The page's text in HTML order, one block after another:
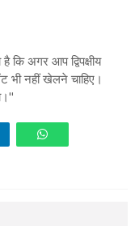
कि अगर आप द्विपक्षीय
भी नहीं खेलने चाहिए।